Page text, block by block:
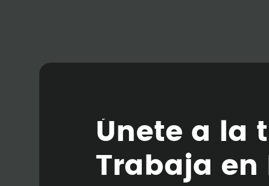
Únete a a t
Trabaja en